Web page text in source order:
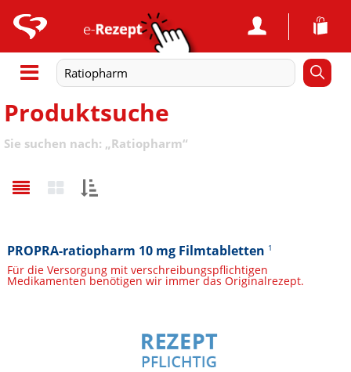
Produktsuche
Sie suchen nach: „Ratiopharm“
PROPRA-ratiopharm 10 mg Filmtabletten 1
Für die Versorgung mit verschreibungspflichtigen
Medikamenten benötigen wir immer das Originalrezept.